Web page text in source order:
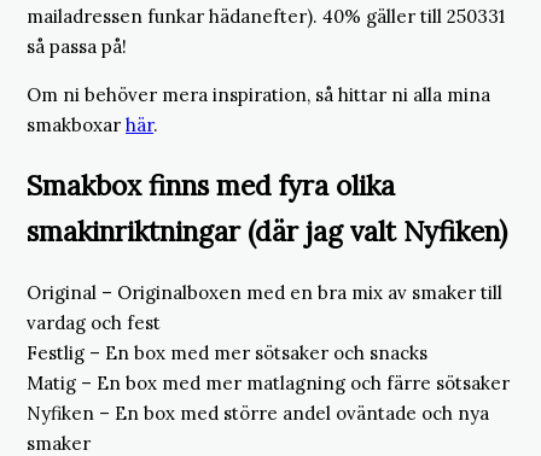
mailadressen funkar hädanefter). 40% gäller till 250331
så passa på!
Om ni behöver mera inspiration, så hittar ni alla mina
smakboxar här.
Smakbox finns med fyra olika
smakinriktningar (där jag valt Nyfiken)
Original – Originalboxen med en bra mix av smaker till
vardag och fest
Festlig – En box med mer sötsaker och snacks
Matig – En box med mer matlagning och färre sötsaker
Nyfiken – En box med större andel oväntade och nya
smaker